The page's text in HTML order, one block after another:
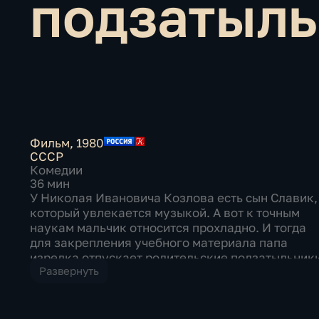
Фильм, 1980
СССР
Комедии
36 мин
У Николая Ивановича Козлова есть сын Славик,
который увлекается музыкой. А вот к точным
наукам мальчик относится прохладно. И тогда
для закрепления учебного материала папа
изредка отпускает родительские
сыну. Видя все это, старый друг семьи дядя Митя
Развернуть